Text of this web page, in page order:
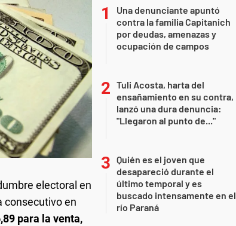
electoral en
consecutivo en
para la venta,
Una denunciante apuntó
contra la familia Capitanich
por deudas, amenazas y
ocupación de campos
Tuli Acosta, harta del
ensañamiento en su contra,
lanzó una dura denuncia:
"Llegaron al punto de..."
Quién es el joven que
desapareció durante el
último temporal y es
buscado intensamente en el
río Paraná